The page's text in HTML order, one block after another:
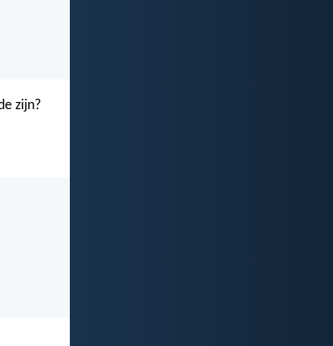
zijn?